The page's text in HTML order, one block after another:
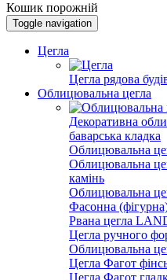
Кошик порожній
Toggle navigation
Цегла
Цегла рядова
Облицювальна цегла
Декоративна
баварська кладка
Облицювальна
Облицювальна
камінь
Облицювальна
Фасонна
Рвана цегла
Цегла ручного
Облицювальна
Цегла Фагот
Цегла Фагот